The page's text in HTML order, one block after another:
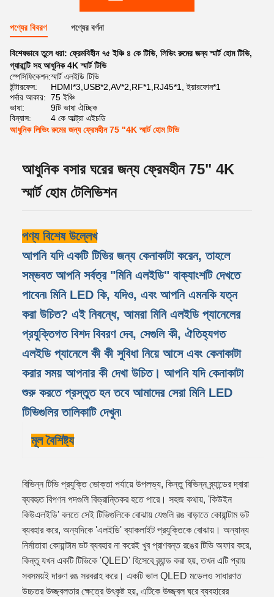
পণ্যের বিবরণ পণ্যের বর্ণনা
বিশেষভাবে তুলে ধরা: ফ্রেমবিহীন ৭৫ ইঞ্চি ৪ কে টিভি, লিভিং রুমের জন্য স্মার্ট হোম টিভি,
গ্যারান্টি সহ আধুনিক 4K স্মার্ট টিভি
স্পেসিফিকেশন:স্মার্ট এলইডি টিভি
ইন্টারফেস:
HDMI*3,USB*2,AV*2,RF*1,RJ45*1, ইয়ারফোন*1
পর্দার আকার: 75 ইঞ্চি
ভাষা:
9টি ভাষা ঐচ্ছিক
বিন্যাস:
4 কে আল্ট্রা এইচডি
আধুনিক লিভিং রুমের জন্য ফ্রেমহীন 75 "4K স্মার্ট হোম টিভি
আধুনিক বসার ঘরের জন্য ফ্রেমহীন 75" 4K
স্মার্ট হোম টেলিভিশন
পণ্য বিশেষ উল্লেখ
আপনি যদি একটি টিভির জন্য কেনাকাটা করেন, তাহলে
সম্ভবত আপনি সর্বত্র "মিনি এলইডি" বাক্যাংশটি দেখতে
পাবেন৷ মিনি LED কি, যদিও, এবং আপনি এমনকি যত্ন
করা উচিত? এই নিবন্ধে, আমরা মিনি এলইডি প্যানেলের
প্রযুক্তিগত বিশদ বিবরণ দেব, সেগুলি কী, ঐতিহ্যগত
এলইডি প্যানেলে কী কী সুবিধা নিয়ে আসে এবং কেনাকাটা
করার সময় আপনার কী দেখা উচিত। আপনি যদি কেনাকাটা
শুরু করতে প্রস্তুত হন তবে আমাদের সেরা মিনি LED
টিভিগুলির তালিকাটি দেখুন৷
মূল বৈশিষ্ট্য
বিভিন্ন টিভি প্রযুক্তি ভোক্তা পর্যায়ে উপলভ্য, কিন্তু বিভিন্ন ব্র্যান্ডের দ্বারা
ব্যবহৃত বিপণন পদগুলি বিভ্রান্তিকর হতে পারে। সহজ কথায়, 'কিউইন
কিউএলইডি' বলতে সেই টিভিগুলিকে বোঝায় যেগুলি রঙ বাড়াতে কোয়ান্টাম ডট
ব্যবহার করে, অন্যদিকে 'এলইডি' ব্যাকলাইট প্রযুক্তিকে বোঝায়। অন্যান্য
নির্মাতারা কোয়ান্টাম ডট ব্যবহার না করেই খুব প্রাণবন্ত রঙের টিভি অফার করে,
কিন্তু যখন একটি টিভিকে 'QLED' হিসেবে ব্র্যান্ড করা হয়, তখন এটি প্রায়
সবসময়ই দারুণ রঙ সরবরাহ করে। একটি ভাল QLED মডেলও সাধারণত
উচ্চতর উজ্জ্বলতার ক্ষেত্রে উৎকৃষ্ট হয়, এটিকে উজ্জ্বল ঘরে ব্যবহারের